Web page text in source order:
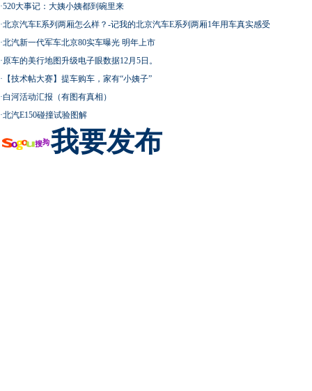
·520大事记：大姨小姨都到碗里来
·北京汽车E系列两厢怎么样？-记我的北京汽车E系列两厢1年用车真实感受
·北汽新一代军车北京80实车曝光 明年上市
·原车的美行地图升级电子眼数据12月5日。
· 【技术帖大赛】提车购车，家有“小姨子”
·白河活动汇报（有图有真相）
·北汽E150碰撞试验图解
我要发布